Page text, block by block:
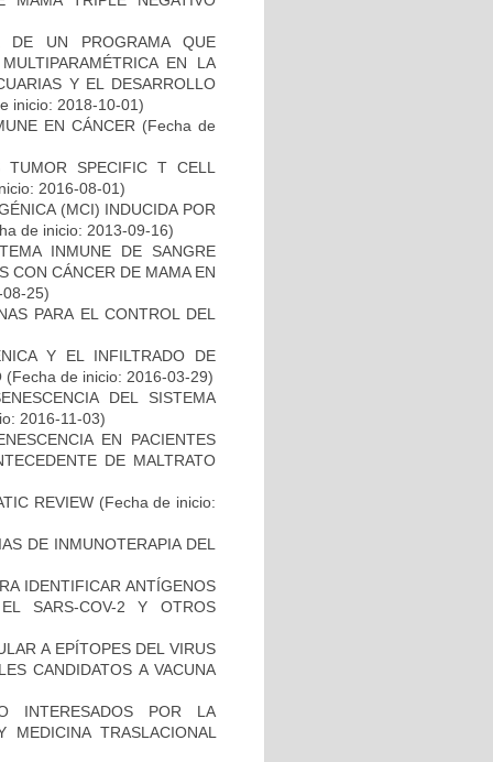
DE UN PROGRAMA QUE
EN LA
Y EL DESARROLLO
inicio: 2018-10-01)
EN CÁNCER (Fecha de
TUMOR SPECIFIC T CELL
2016-08-01)
(MCI) INDUCIDA POR
de inicio: 2013-09-16)
INMUNE DE SANGRE
CON CÁNCER DE MAMA EN
25)
PARA EL CONTROL DEL
Y EL INFILTRADO DE
(Fecha de inicio: 2016-03-29)
DEL SISTEMA
2016-11-03)
EN PACIENTES
DE MALTRATO
REVIEW (Fecha de inicio:
DE INMUNOTERAPIA DEL
IDENTIFICAR ANTÍGENOS
SARS-COV-2 Y OTROS
A EPÍTOPES DEL VIRUS
CANDIDATOS A VACUNA
INTERESADOS POR LA
TRASLACIONAL